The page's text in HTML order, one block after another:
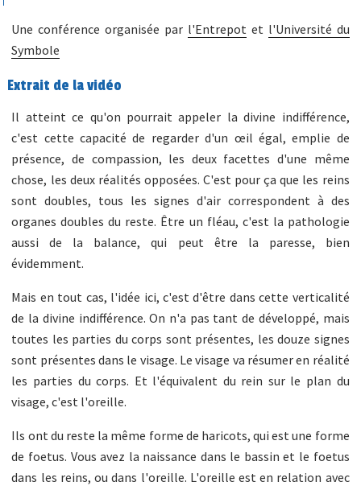
Une conférence organisée par l'Entrepotet l'Université du
Symbole
Extrait de la vidéo
Il atteint ce qu'on pourrait appeler la divine indifférence,
c'est cette capacité de regarder d'un œil égal, emplie de
présence, de compassion, les deux facettes d'une même
chose, les deux réalités opposées. C'est pour ça que les reins
sont doubles, tous les signes d'air correspondent à des
organes doubles du reste. Être un fléau, c'est la pathologie
aussi de la balance, qui peut être la paresse, bien
évidemment.
Mais en tout cas, l'idée ici, c'est d'être dans cette verticalité
de la divine indifférence. On n'a pas tant de développé, mais
toutes les parties du corps sont présentes, les douze signes
sont présentes dans le visage. Le visage va résumer en réalité
les parties du corps. Et l'équivalent du rein sur le plan du
visage, c'est l'oreille.
Ils ont du reste la même forme de haricots, qui est une forme
de foetus. Vous avez la naissance dans le bassin et le foetus
dans les reins, ou dans l'oreille. L'oreille est en relation avec